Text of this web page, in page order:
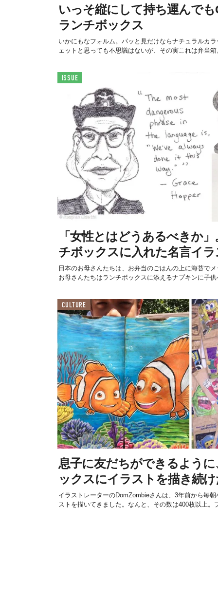
いっそ縦にして持ち運んで
ランチボックス
いかにもなフォルム。パッと見だけならナチュラルカ
ェットと思っても不思議はないが、その実これは弁当
ISSUE
「女性とはどうあるべきか
チボックスに入れた名言イラ
日本のお母さんたちは、お弁当のごはんの上に海苔で
お母さんたちはランチボックスに添えるナプキンに子
CULTURE
息子に友だちができるよう
ックスにイラストを描き続
イラストレーターのDomZombieさんは、3年前から毎
ストを描いてきました。なんと、その数は400枚以上。